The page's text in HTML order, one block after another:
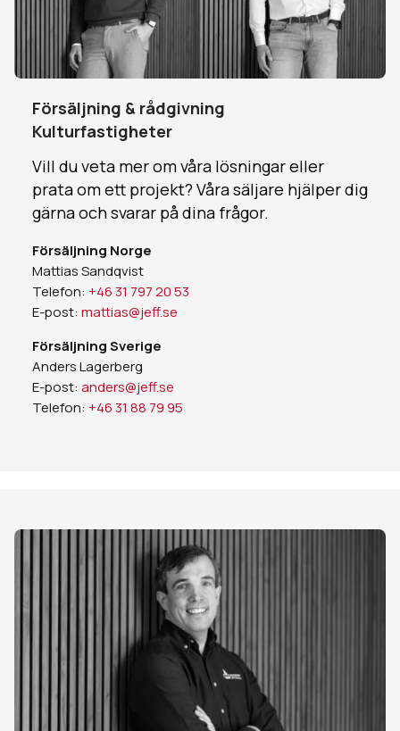
Försäljning & rådgivning
Kulturfastigheter
Vill du veta mer om våra lösningar eller
prata om ett projekt? Våra säljare hjälper dig
gärna och svarar på dina frågor.
Försäljning Norge
Mattias Sandqvist
Telefon: +46 31 797 20 53
E-post: mattias@jeff.se
Försäljning Sverige
Anders Lagerberg
E-post: anders@jeff.se
Telefon: +46 31 88 79 95